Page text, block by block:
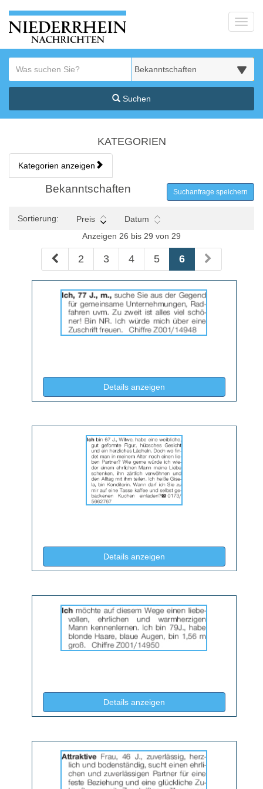
Suchen
Kategorien & Anzeigen
KATEGORIEN
Kategorien anzeigen
Bedienhinweis: Navigieren Sie mit Tab (Shift+Tab zurück).
Rubrik:
Bekanntschaften Suchanfrage speichern
Sortierung: Preis
Datum
Anzeigen 26 bis 29 von 29
2 3 4 5 6
der
Anzeige
2066096
anzeigen
Details anzeigen(ID: 2066096)
der
Anzeige
2066099
anzeigen
|
Info:
Details anzeigen(ID: 2066099)
der
Anzeige
2066106
anzeigen
Details anzeigen(ID: 2066106)
der
Anzeige
2066107